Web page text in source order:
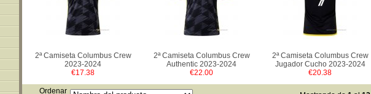
2ª Camiseta Columbus Crew
2023-2024
€17.38
2ª Camiseta Columbus Crew
Authentic 2023-2024
€22.00
2ª Camiseta Columbus Crew
Jugador Cucho 2023-2024
€20.38
Ordenar